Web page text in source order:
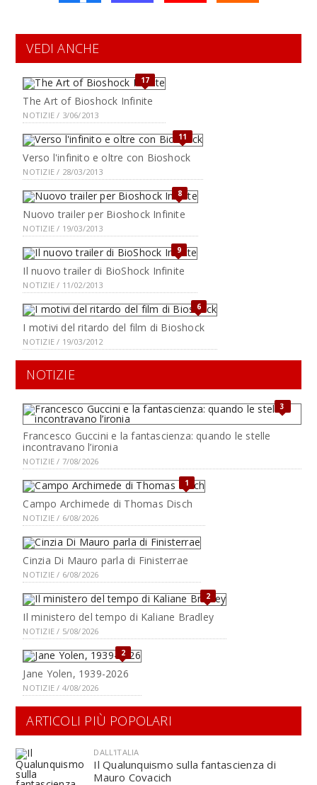
VEDI ANCHE
17
The Art of Bioshock Infinite
NOTIZIE / 3/06/2013
11
Verso l'infinito e oltre con Bioshock
NOTIZIE / 28/03/2013
8
Nuovo trailer per Bioshock Infinite
NOTIZIE / 19/03/2013
9
Il nuovo trailer di BioShock Infinite
NOTIZIE / 11/02/2013
6
I motivi del ritardo del film di Bioshock
NOTIZIE / 19/03/2012
NOTIZIE
3
Francesco Guccini e la fantascienza: quando le stelle
incontravano l’ironia
NOTIZIE / 7/08/2026
1
Campo Archimede di Thomas Disch
NOTIZIE / 6/08/2026
Cinzia Di Mauro parla di Finisterrae
NOTIZIE / 6/08/2026
2
Il ministero del tempo di Kaliane Bradley
NOTIZIE / 5/08/2026
2
Jane Yolen, 1939-2026
NOTIZIE / 4/08/2026
ARTICOLI PIÙ POPOLARI
DALL'ITALIA
Il Qualunquismo sulla fantascienza di
Mauro Covacich